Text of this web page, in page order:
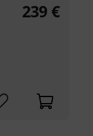
239 €